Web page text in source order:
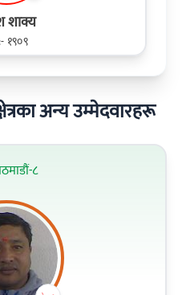
शाक्य
१९०९
अन्य उम्मेदवारहरू
८